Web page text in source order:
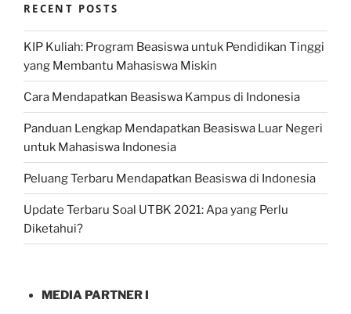
RECENT POSTS
KIP Kuliah: Program Beasiswa untuk Pendidikan Tinggi
yang Membantu Mahasiswa Miskin
Cara Mendapatkan Beasiswa Kampus di Indonesia
Panduan Lengkap Mendapatkan Beasiswa Luar Negeri
untuk Mahasiswa Indonesia
Peluang Terbaru Mendapatkan Beasiswa di Indonesia
Update Terbaru Soal UTBK 2021: Apa yang Perlu
Diketahui?
MEDIA PARTNER I